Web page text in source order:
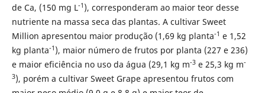
de Ca, (150 mg L-1 ), corresponderam ao maior teor desse
nutriente na massa seca das plantas. A cultivar Sweet
Million apresentou maior produção (1,69 kg planta-1 e 1,52
kg planta-1 ), maior número de frutos por planta (227 e 236)
e maior eficiência no uso da água (29,1 kg m-3e 25,3 kg m-
3), porém a cultivar Sweet Grape apresentou frutos com